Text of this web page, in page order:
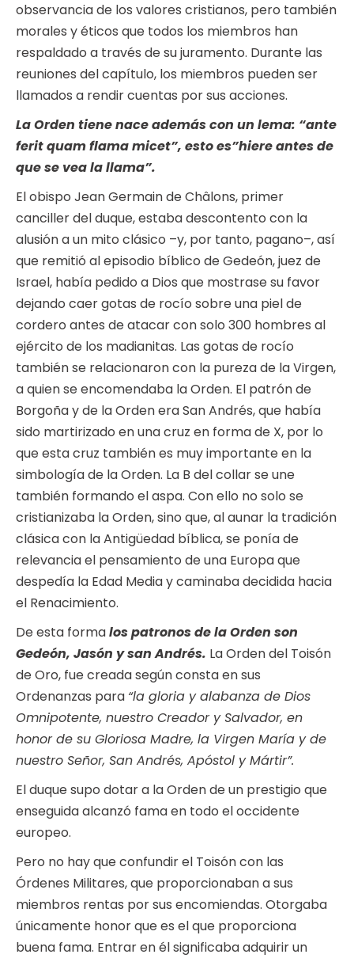
observancia de los valores cristianos, pero también
morales y éticos que todos los miembros han
respaldado a través de su juramento. Durante las
reuniones del capítulo, los miembros pueden ser
llamados a rendir cuentas por sus acciones.
La Orden tiene nace además con un lema: “ante
ferit quam flama micet”, esto es”hiere antes de
que se vea la llama”.
El obispo Jean Germain de Châlons, primer
canciller del duque, estaba descontento con la
alusión a un mito clásico –y, por tanto, pagano–, así
que remitió al episodio bíblico de Gedeón, juez de
Israel, había pedido a Dios que mostrase su favor
dejando caer gotas de rocío sobre una piel de
cordero antes de atacar con solo 300 hombres al
ejército de los madianitas. Las gotas de rocío
también se relacionaron con la pureza de la Virgen,
a quien se encomendaba la Orden. El patrón de
Borgoña y de la Orden era San Andrés, que había
sido martirizado en una cruz en forma de X, por lo
que esta cruz también es muy importante en la
simbología de la Orden. La B del collar se une
también formando el aspa. Con ello no solo se
cristianizaba la Orden, sino que, al aunar la tradición
clásica con la Antigüedad bíblica, se ponía de
relevancia el pensamiento de una Europa que
despedía la Edad Media y caminaba decidida hacia
el Renacimiento.
De esta formalos patronos de la Orden son
Gedeón, Jasón y san Andrés. La Orden del Toisón
de Oro, fue creada según consta en sus
Ordenanzas para “la gloria y alabanza de Dios
Omnipotente, nuestro Creador y Salvador, en
honor de su Gloriosa Madre, la Virgen María y de
nuestro Señor, San Andrés, Apóstol y Mártir”.
El duque supo dotar a la Orden de un prestigio que
enseguida alcanzó fama en todo el occidente
europeo.
Pero no hay que confundir el Toisón con las
Órdenes Militares, que proporcionaban a sus
miembros rentas por sus encomiendas. Otorgaba
únicamente honor que es el que proporciona
buena fama. Entrar en él significaba adquirir un